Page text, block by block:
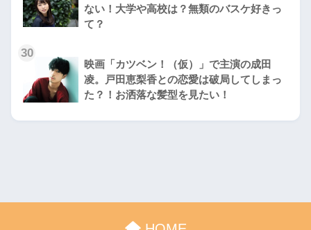
ない！大学や高校は？無類のバスケ好きっ
て？
30
映画「カツベン！（仮）」で主演の成田
凌。戸田恵梨香との恋愛は破局してしまっ
た？！お洒落な髪型を見たい！